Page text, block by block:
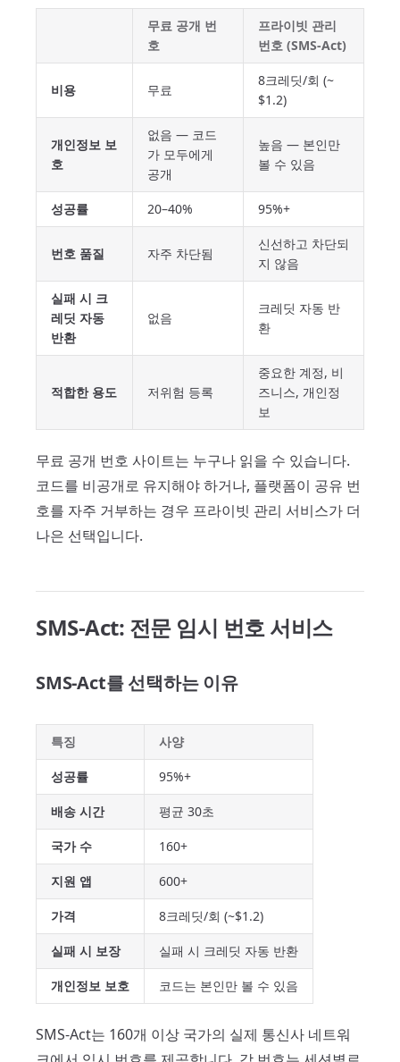
무료 공개 번
호
프라이빗 관리
번호 (SMS-Act)
비용 무료
8크레딧/회 (~
$1.2)
개인정보 보
호
없음 — 코드
가 모두에게
공개
높음 — 본인만
볼 수 있음
성공률 20–40% 95%+
번호 품질 자주 차단됨
신선하고 차단되
지 않음
실패 시 크
레딧 자동
반환
없음
크레딧 자동 반
환
적합한 용도 저위험 등록
중요한 계정, 비
즈니스, 개인정
보
무료 공개 번호 사이트는 누구나 읽을 수 있습니다.
코드를 비공개로 유지해야 하거나, 플랫폼이 공유 번
호를 자주 거부하는 경우 프라이빗 관리 서비스가 더
나은 선택입니다.
SMS-Act: 전문 임시 번호 서비스
SMS-Act를 선택하는 이유
특징 사양
성공률 95%+
배송 시간 평균 30초
국가 수 160+
지원 앱 600+
가격 8크레딧/회 (~$1.2)
실패 시 보장 실패 시 크레딧 자동 반환
개인정보 보호 코드는 본인만 볼 수 있음
SMS-Act는 160개 이상 국가의 실제 통신사 네트워